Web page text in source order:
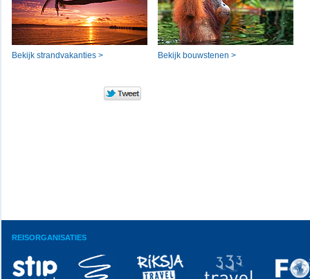
Bekijk strandvakanties > Bekijk bouwstenen >
REISORGANISATIES